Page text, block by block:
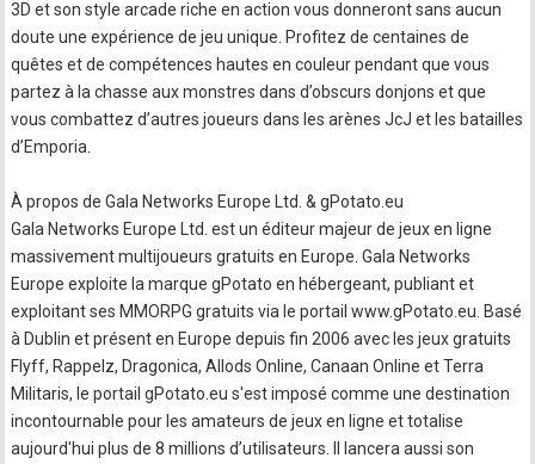
3D et son style arcade riche en action vous donneront sans aucun
doute une expérience de jeu unique. Profitez de centaines de
quêtes et de compétences hautes en couleur pendant que vous
partez à la chasse aux monstres dans d’obscurs donjons et que
vous combattez d’autres joueurs dans les arènes JcJ et les batailles
d’Emporia.
À propos de Gala Networks Europe Ltd. & gPotato.eu
Gala Networks Europe Ltd. est un éditeur majeur de jeux en ligne
massivement multijoueurs gratuits en Europe. Gala Networks
Europe exploite la marque gPotato en hébergeant, publiant et
exploitant ses MMORPG gratuits via le portail www.gPotato.eu. Basé
à Dublin et présent en Europe depuis fin 2006 avec les jeux gratuits
Flyff, Rappelz, Dragonica, Allods Online, Canaan Online et Terra
Militaris, le portail gPotato.eu s'est imposé comme une destination
incontournable pour les amateurs de jeux en ligne et totalise
aujourd'hui plus de 8 millions d’utilisateurs. Il lancera aussi son